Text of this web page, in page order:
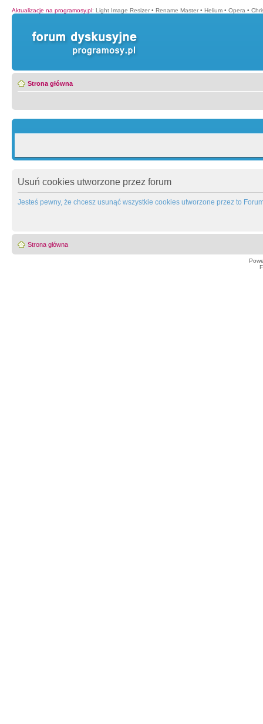
Aktualizacje na programosy.pl: Light Image Resizer • Rename Master • Helium • Opera •
Strona główna
Usuń cookies utworzone przez forum
Jesteś pewny, że chcesz usunąć wszystkie cookies utworzone przez to
Strona główna